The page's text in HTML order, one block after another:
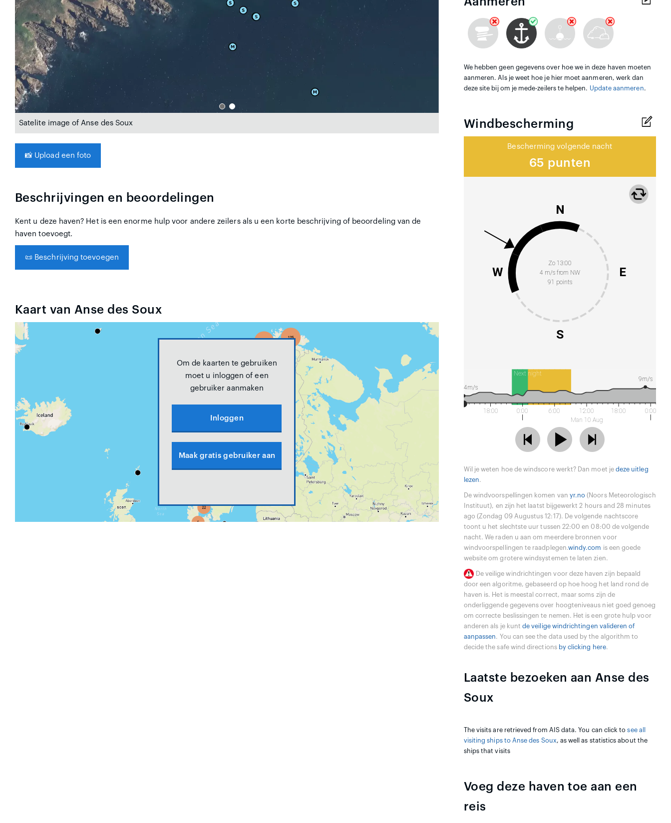
Satelite image of Anse des Soux
📸 Upload een foto
Beschrijvingen en beoordelingen
Kent u deze haven? Het is een enorme hulp voor andere zeilers als u een korte beschrijving of beoordeling van de
haven toevoegt.
📜 Beschrijving toevoegen
Kaart van Anse des Soux
Om de kaarten te gebruiken
moet u inloggen of een
gebruiker aanmaken
Inloggen
Maak gratis gebruiker aan
We hebben geen gegevens over hoe we in deze haven moeten
aanmeren. Als je weet hoe je hier moet aanmeren, werk dan
deze site bij om je mede-zeilers te helpen. Update aanmeren.
Windbescherming
Bescherming volgende nacht
65 punten
Zo 13:00
4 m/s from NW
91 points
N
E
S
W
Next night
18:00 0:00 6:00
12:00
Man 10 Aug
18:00 0:00
9m/s
4m/s
Wil je weten hoe de windscore werkt? Dan moet je deze uitleg
lezen.
De windvoorspellingen komen van yr.no (Noors Meteorologisch
Instituut), en zijn het laatst bijgewerkt 2 hours and 28 minutes
ago (Zondag 09 Augustus 12:17). De volgende nachtscore
toont u het slechtste uur tussen 22:00 en 08:00 de volgende
nacht. We raden u aan om meerdere bronnen voor
windvoorspellingen te raadplegen.windy.com is een goede
website om grotere windsystemen te laten zien.
De veilige windrichtingen voor deze haven zijn bepaald
door een algoritme, gebaseerd op hoe hoog het land rond de
haven is. Het is meestal correct, maar soms zijn de
onderliggende gegevens over hoogteniveaus niet goed genoeg
om correcte beslissingen te nemen. Het is een grote hulp voor
anderen als je kuntde veilige windrichtingen valideren of
aanpassen. You can see the data used by the algorithm to
decide the safe wind directions by clicking here.
Laatste bezoeken aan Anse des
Soux
The visits are retrieved from AIS data. You can click tosee all
visiting ships to Anse des Soux, as well as statistics about the
ships that visits
Voeg deze haven toe aan een
reis